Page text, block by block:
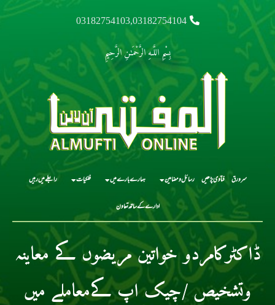
03182754103,03182754104
بِسْمِ اللَّـهِ الرَّحْمَـٰنِ الرَّحِيمِ
سرورق فتاوی پڑھیں رسائل و مضامین ہمارے بارے میں فلکیات رابطے میں رہیں
ادارے کے ساتھ تعاون
ڈاکٹرکامردو خواتین مریضوں کے معاینہ
وتشخیص /چیک اپ کےمعاملے میں